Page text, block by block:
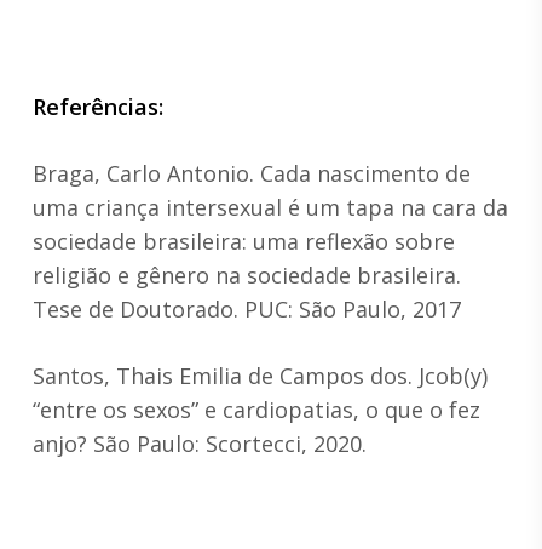
Referências:
Braga, Carlo Antonio. Cada nascimento de
uma criança intersexual é um tapa na cara da
sociedade brasileira: uma reflexão sobre
religião e gênero na sociedade brasileira.
Tese de Doutorado. PUC: São Paulo, 2017
Santos, Thais Emilia de Campos dos. Jcob(y)
“entre os sexos” e cardiopatias, o que o fez
anjo? São Paulo: Scortecci, 2020.